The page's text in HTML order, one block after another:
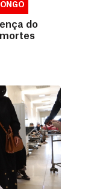
do
mortes